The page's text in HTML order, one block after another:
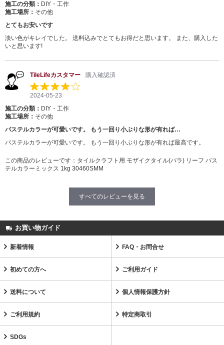
施工の分類： DIY・工作
施工場所： その他
とてもお安いです
淡い色がキレイでした。 送料込みでとてもお得だと思います。 また、購入した
いと思います!
TileLifeカスタマー 購入確認済
2024-05-23
施工の分類： DIY・工作
施工場所： その他
パステルカラーが可愛いです。 もう一回り小ぶりな形が有れば…
パステルカラーが可愛いです。 もう一回り小ぶりな形が有れば最高です。
この商品のレビューです： タイルクラフト用 モザイクタイル(バラ) リーフ パス
テルカラーミックス 1kg 30460SMM
すべてのレビューを見る
お買い物ガイド
新着情報 FAQ・お問合せ
初めての方へ ご利用ガイド
送料について 個人情報保護方針
ご利用規約 特定商取引
SDGs